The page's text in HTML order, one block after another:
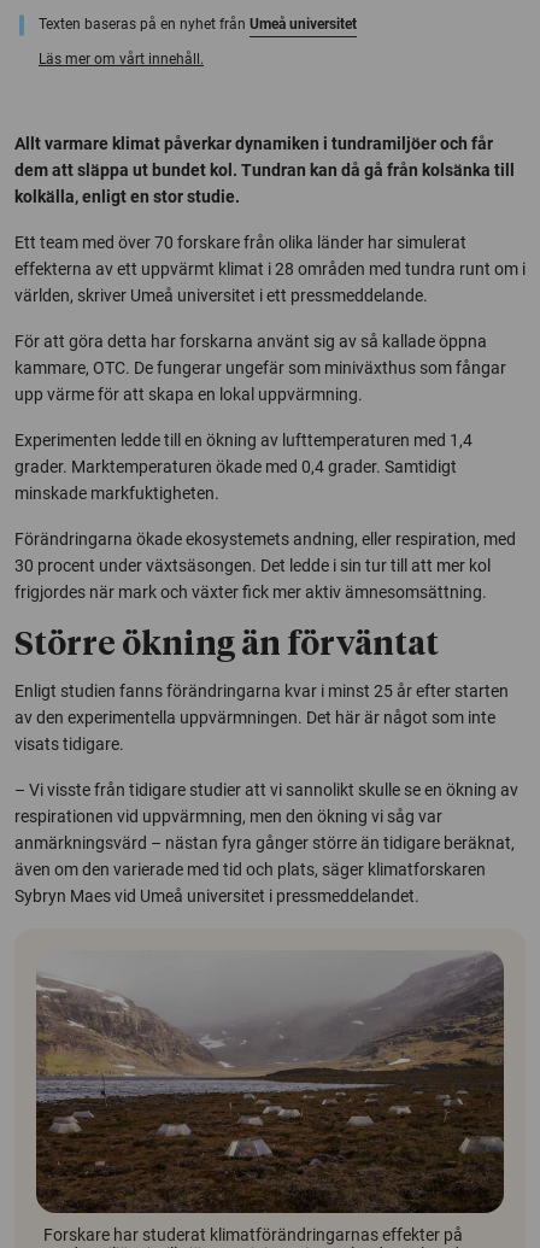
Texten baseras på en nyhet från Umeå universitet
Läs mer om vårt innehåll.
Allt varmare klimat påverkar dynamiken i tundramiljöer och får
dem att släppa ut bundet kol. Tundran kan då gå från kolsänka till
kolkälla, enligt en stor studie.
Ett team med över 70 forskare från olika länder har simulerat
effekterna av ett uppvärmt klimat i 28 områden med tundra runt om i
världen, skriver Umeå universitet i ett pressmeddelande.
För att göra detta har forskarna använt sig av så kallade öppna
kammare, OTC. De fungerar ungefär som miniväxthus som fångar
upp värme för att skapa en lokal uppvärmning.
Experimenten ledde till en ökning av lufttemperaturen med 1,4
grader. Marktemperaturen ökade med 0,4 grader. Samtidigt
minskade markfuktigheten.
Förändringarna ökade ekosystemets andning, eller respiration, med
30 procent under växtsäsongen. Det ledde i sin tur till att mer kol
frigjordes när mark och växter fick mer aktiv ämnesomsättning.
Större ökning än förväntat
Enligt studien fanns förändringarna kvar i minst 25 år efter starten
av den experimentella uppvärmningen. Det här är något som inte
visats tidigare.
– Vi visste från tidigare studier att vi sannolikt skulle se en ökning av
respirationen vid uppvärmning, men den ökning vi såg var
anmärkningsvärd – nästan fyra gånger större än tidigare beräknat,
även om den varierade med tid och plats, säger klimatforskaren
Sybryn Maes vid Umeå universitet i pressmeddelandet.
Forskare har studerat klimatförändringarnas effekter på